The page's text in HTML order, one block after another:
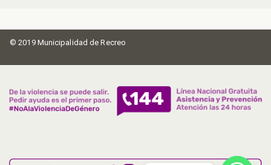
© 2019 Municipalidad de Recreo